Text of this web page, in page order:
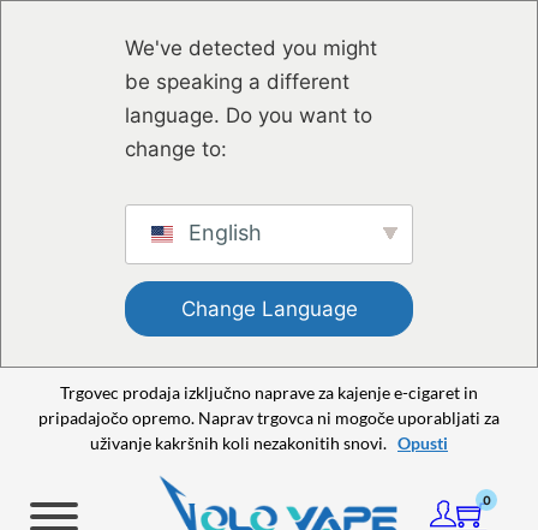
We've detected you might
be speaking a different
language. Do you want to
change to:
English
Change Language
Trgovec prodaja izključno naprave za kajenje e-cigaret in
pripadajočo opremo. Naprav trgovca ni mogoče uporabljati za
uživanje kakršnih koli nezakonitih snovi. Opusti
0